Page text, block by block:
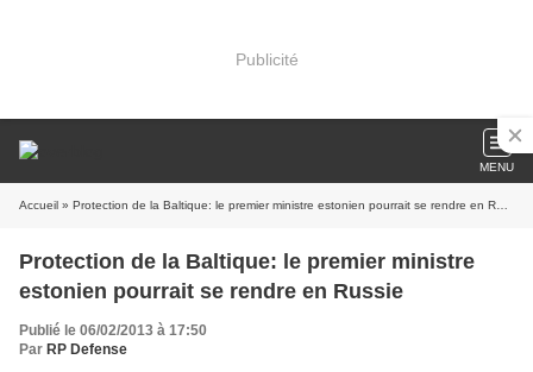
Publicité
MENU
Accueil » Protection de la Baltique: le premier ministre estonien pourrait se rendre en Russie
Protection de la Baltique: le premier ministre
estonien pourrait se rendre en Russie
Publié le 06/02/2013 à 17:50
Par RP Defense